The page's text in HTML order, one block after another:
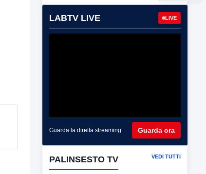
LABTV LIVE LIVE
Guarda la diretta streaming Guarda ora
PALINSESTO TV VEDI TUTTI